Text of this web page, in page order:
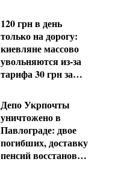
120 грн в день
только на дорогу:
киевляне массово
увольняются из-за
тарифа 30 грн за
Депо Укрпочты
уничтожено в
Павлограде: двое
погибших, доставку
пенсий восстановят